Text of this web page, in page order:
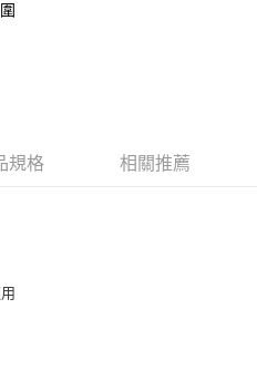
付款」的支付方式。 讓您購物簡單
不需儲值。
」後，將跳轉至「AFTEE先享後付」
，方視為交易完成。
訂單仍視為有效，需透過AFTEE先享
相關疑問，請聯繫「AFTEE先享後付
規格 相關推薦